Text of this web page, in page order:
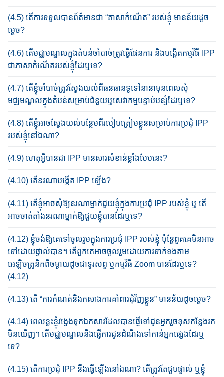
(4.5) តើការទទួលបាន​ព័ត៌មាន​ជា​ “ភាសា​កំណើត” របស់ខ្ញុំ​ មានន័យដូច
ម្តេច​?
(4.6) តើ​មជ្ឈមណ្ឌល​ក្នុង​តំបន់ចាំបាច់ត្រូវ​ធ្វើ​ផែនការ និង​បង្កើត​កម្មវិធី​ IPP
ជា​ភាសា​​កំណើត​របស់ខ្ញុំដែរឬទេ​?
(4.7) តើខ្ញុំចាំបាច់ត្រូវ​ស្វែងយល់​ពី​ធនធាន​ទូទៅ​នានា​មុនពេល​សុំ​
មជ្ឈមណ្ឌល​ក្នុង​តំបន់​សម្រាប់​ជំនួយ​ឬ​សេវាកម្ម​បន្ទាប់បន្សំ​ដែរឬទេ​?
(4.8) តើខ្ញុំ​អាច​ស្វែងយល់បន្ថែម​ពីរបៀប​ត្រៀម​ខ្លួន​សម្រាប់​ការ​ប្រ​ជុំ IPP
របស់​ខ្ញុំ​នៅ​ឯណា?​
(4.9) ហេតុអ្វី​បាន​ជា​ IPP មាន​សារសំខាន់​ខ្លាំងបែបនេះ?​
(4.10) តើនរណាបង្កើត IPP ឡើង?
(4.11) តើ​ខ្ញុំ​អាច​សុំ​ឱ្យ​នរណា​ម្នាក់​ជួយ​ខ្ញុំ​ក្នុង​​ការ​ប្រ​ជុំ IPP របស់​ខ្ញុំ ឬ តើ​
អាច​​ចាត់​តាំង​នរណា​ម្នាក់​​​ឱ្យ​ជួយ​ខ្ញុំ​បានដែរឬទេ​?​
(4.12) ខ្ញុំចង់​ឱ្យ​គេ​ទៅចូលរួម​ក្នុងការ​ប្រ​ជុំ IPP របស់ខ្ញុំ ប៉ុន្តែ​ពួគគេមិន​អាច​
ទៅ​ដោយ​ផ្ទាល់​បាន។​ តើពួកគេអាចចូលរួមដោយការទាក់ទងតាម
អេឡិចត្រូនិកពីចម្ងាយដូចជាទូរសព្ទ ឬកម្មវិធី Zoom បានដែរឬទេ?
(4.12)
(4.13) តើ “ការកំណត់​និង​កសាងការ​គាំពារ​ជុំវិញខ្លួន” មាន​ន័យ​ដូច​ម្តេច?​
(4.14) ពេល​ខ្លះ​ខ្ញុំ​វង្វេងទុកឯកសារ​ដែល​បាន​​ផ្ញើទៅ​ជូនអ្នក​រួចខុសកន្លែង​រក​
មិន​ឃើញ។​ តើ​មជ្ឈមណ្ឌល​នឹង​ផ្ញើ​ការ​ជូន​ដំណឹង​​ទៅ​កាន់​អ្នក​ផ្សេង​​ដែរឬ
ទេ?​
(4.15) តើ​ការ​ប្រ​ជុំ IPP នឹង​ធ្វើ​ឡើង​នៅ​ឯណា?​ តើត្រូវតែជួបផ្ទាល់ ឬខ្ញុំ